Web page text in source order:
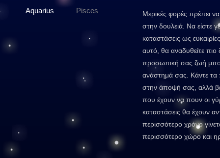
Aquarius Pisces
Μερικές φορές πρέπει
στην δουλειά. Να είστε
καταστάσεις ως
αυτό, θα αναδυθείτε
προσωπική σας ζωή
ανάστημά σας. Κάντε τα
στην άποψή σας, αλλά
που έχουν να πουν οι
καταστάσεις θα έχουν
περισσότερο χρόνο
περισσότερο χώρο και